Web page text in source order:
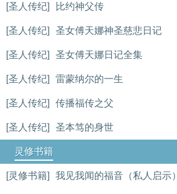
[圣人传纪] 比约神父传
[圣人传纪] 圣女傅天娜神圣慈悲日记
[圣人传纪] 圣女傅天娜日记全集
[圣人传纪] 雷蒙纳尔的一生
[圣人传纪] 传播福传之父
[圣人传纪] 圣本笃的身世
灵修书籍
[灵修书籍] 我见我闻的福音（私人启示）